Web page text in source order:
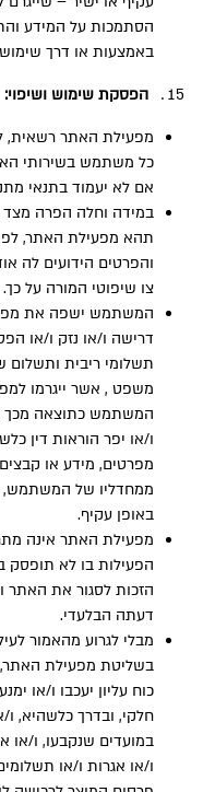
הסתמכות על המידע
באמצעות או דרך
הפסקת שימוש ושיפוי:
מפעילת האתר רשאית,
אם לא יעמוד בתנאי
במידה וחלה הפרה
תהא מפעילת האתר,
והפרטים הידועים לה
צו שיפוטי המורה על כך.
המשתמש ישפה את
דרישה ו/או נזק ו/או
תשלומי ריבית ותשלום
משפט , אשר ייגרמו
המשתמש כתוצאה מכך
ו/או יפר הוראות דין
מפרטים, מידע או
ממחדליו של המשתמש,
באופן עקיף.
מפעילת האתר אינה
הפעילות בו לא תופסק
הזכות לסגור את האתר
דעתה הבלעדי.
מבלי לגרוע מהאמור
בשליטת מפעילת האתר,
כוח עליון יעכבו ו/או
חלקי, ובדרך כלשהיא,
במועדים שנקבעו, ו/או
ו/או אגרות ו/או